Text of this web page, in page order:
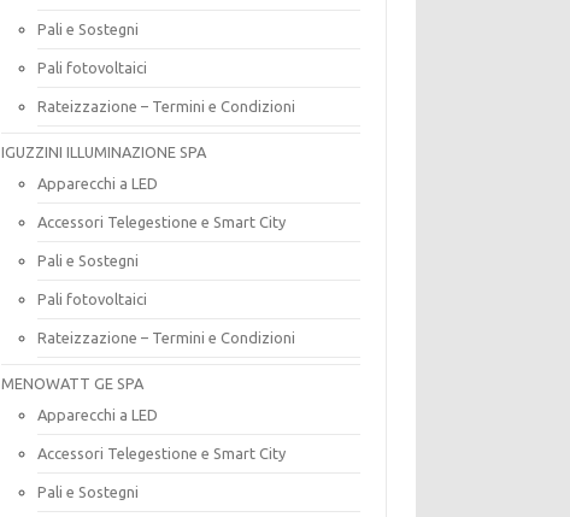
Pali e Sostegni
Pali fotovoltaici
Rateizzazione – Termini e Condizioni
IGUZZINI ILLUMINAZIONE SPA
Apparecchi a LED
Accessori Telegestione e Smart City
Pali e Sostegni
Pali fotovoltaici
Rateizzazione – Termini e Condizioni
MENOWATT GE SPA
Apparecchi a LED
Accessori Telegestione e Smart City
Pali e Sostegni